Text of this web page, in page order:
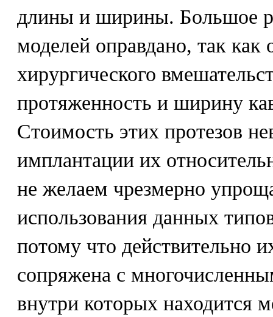
длины и ширины. Большое
моделей оправдано, так как
хирургического
протяженность и ширину
Стоимость этих протезов
имплантации их
не желаем чрезмерно
использования данных
потому что действительно
сопряжена с
внутри которых находится